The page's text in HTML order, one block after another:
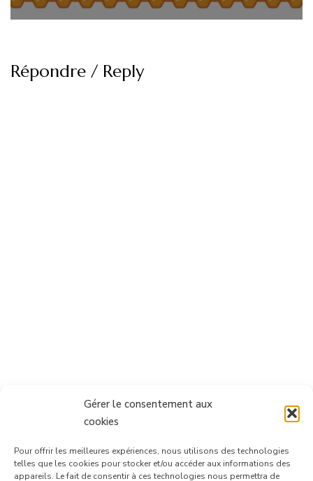
Gérer le consentement aux
cookies
Pour offrir les meilleures expériences, nous utilisons des technologies
telles que les cookies pour stocker et/ou accéder aux informations des
appareils. Le fait de consentir à ces technologies nous permettra de
Répondre / Reply